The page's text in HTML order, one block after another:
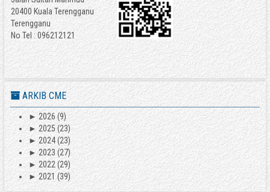
20400 Kuala Terengganu
Terengganu
No Tel : 096212121
ARKIB CME
► 2026(9)
► 2025 (23)
►2024(23)
► 2023 (27)
► 2022(29)
► 2021(39)